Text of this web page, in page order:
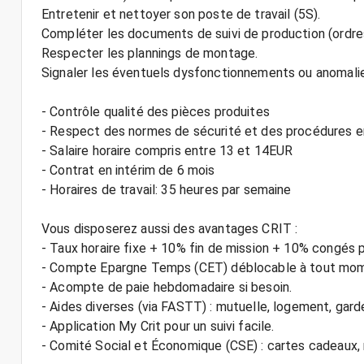
Entretenir et nettoyer son poste de travail (5S).
Compléter les documents de suivi de production
Respecter les plannings de montage.
Signaler les éventuels dysfonctionnements ou
- Contrôle qualité des pièces produites
- Respect des normes de sécurité et des procédures
- Salaire horaire compris entre 13 et 14EUR
- Contrat en intérim de 6 mois
- Horaires de travail: 35 heures par semaine
Vous disposerez aussi des avantages CRIT :
- Taux horaire fixe + 10% fin de mission + 10% congés
- Compte Epargne Temps (CET) déblocable à tout
- Acompte de paie hebdomadaire si besoin.
- Aides diverses (via FASTT) : mutuelle, logement,
- Application My Crit pour un suivi facile.